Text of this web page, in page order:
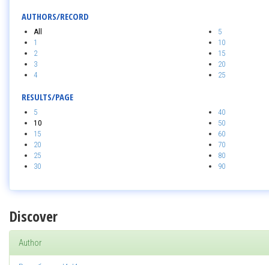
AUTHORS/RECORD
All
1
2
3
4
5
10
15
20
25
RESULTS/PAGE
5
10
15
20
25
30
40
50
60
70
80
90
Discover
Author